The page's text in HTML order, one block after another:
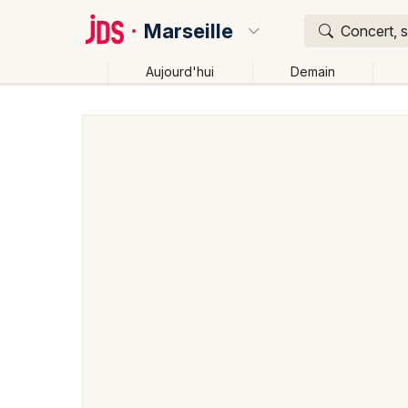
Marseille Concert,
Aujourd'hui Demain